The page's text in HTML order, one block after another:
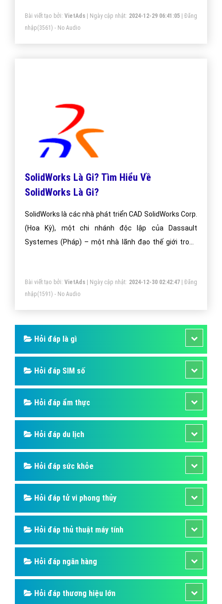
Bài viết tạo bởi: VietAds| Ngày cập nhật: 2024-12-29 06:41:05|Đăng
nhập(3561) - No Audio
SolidWorks Là Gi? Tìm Hiểu Về
SolidWorks Là Gi?
SolidWorks là các nhà phát triển CAD SolidWorks Corp.
(Hoa Kỳ), một chi nhánh độc lập của Dassault
Systemes (Pháp) – một nhà lãnh đạo thế giới trong
Bài viết tạo bởi: VietAds| Ngày cập nhật: 2024-12-30 02:42:47|Đăng
nhập(1591) - No Audio
Hỏi đáp là gì
Hỏi đáp SIM số
Hỏi đáp ẩm thực
Hỏi đáp du lịch
Hỏi đáp sức khỏe
Hỏi đáp tử vi phong thủy
Hỏi đáp thủ thuật máy tính
Hỏi đáp ngân hàng
Hỏi đáp thương hiệu lớn